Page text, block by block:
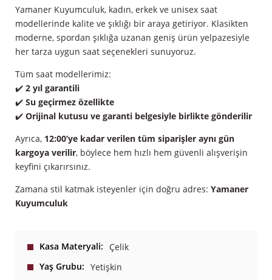
Yamaner Kuyumculuk, kadın, erkek ve unisex saat
modellerinde kalite ve şıklığı bir araya getiriyor. Klasikten
moderne, spordan şıklığa uzanan geniş ürün yelpazesiyle
her tarza uygun saat seçenekleri sunuyoruz.
Tüm saat modellerimiz:
✔️ 2 yıl garantili
✔️ Su geçirmez özellikte
✔️ Orijinal kutusu ve garanti belgesiyle birlikte gönderilir
Ayrıca, 12:00’ye kadar verilen tüm siparişler aynı gün
kargoya verilir, böylece hem hızlı hem güvenli alışverişin
keyfini çıkarırsınız.
Zamana stil katmak isteyenler için doğru adres: Yamaner
Kuyumculuk
Kasa Materyali
Çelik
Yaş Grubu
Yetişkin